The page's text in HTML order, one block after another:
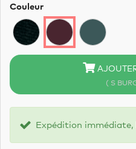
Couleur
Expédition